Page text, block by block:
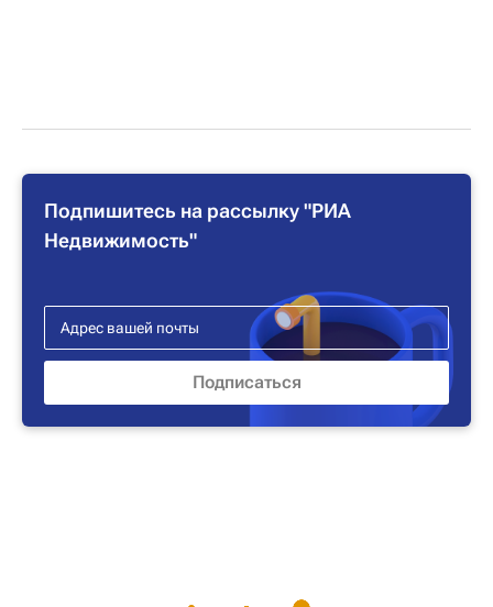
Подпишитесь на рассылку "РИА
Недвижимость"